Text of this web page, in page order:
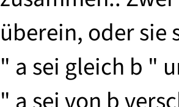
überein, oder sie
" a sei gleich b "